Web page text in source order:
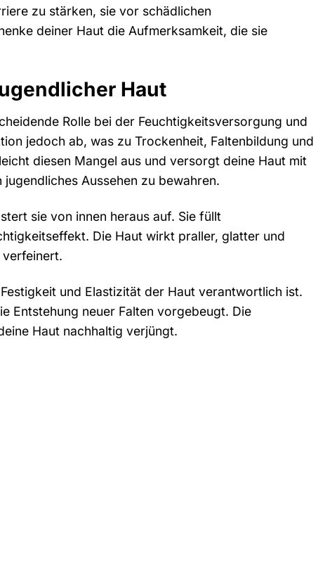
zu stärken, sie vor schädlichen
deiner Haut die Aufmerksamkeit, die sie
Haut
Rolle bei der Feuchtigkeitsversorgung und
jedoch ab, was zu Trockenheit, Faltenbildung und
diesen Mangel aus und versorgt deine Haut mit
Aussehen zu bewahren.
sie von innen heraus auf. Sie füllt
Die Haut wirkt praller, glatter und
und Elastizität der Haut verantwortlich ist.
Entstehung neuer Falten vorgebeugt. Die
Haut nachhaltig verjüngt.